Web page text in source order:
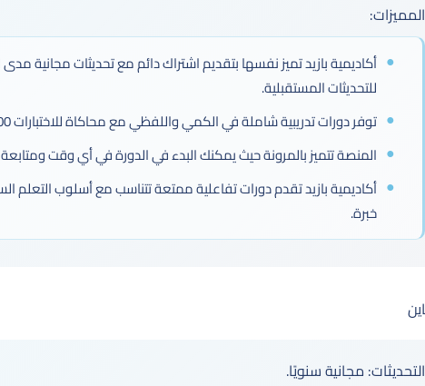
المميزات:
أكاديمية بازيد تميز نفسها بتقديم اشتراك دائم مع تحديثات مجانية
للتحديثات المستقبلية.
توفر دورات تدريبية شاملة في الكمي واللفظي مع محاكاة للاختبارات 100% مثل اختبارات قياس الرسمية.
المنصة تتميز بالمرونة حيث يمكنك البدء في الدورة في أي وقت
خبرة.
التحديثات: مجانية سنويًا.